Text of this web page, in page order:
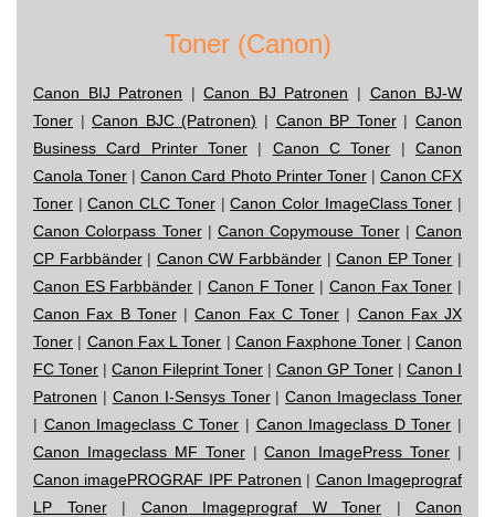
Toner (Canon)
Canon BIJ Patronen |Canon BJ Patronen | Canon BJ-W
Toner |Canon BJC (Patronen) | Canon BP Toner|Canon
Business Card Printer Toner | Canon C Toner |Canon
Canola Toner |Canon Card Photo Printer Toner| Canon CFX
Toner |Canon CLC Toner|Canon Color ImageClass Toner |
Canon Colorpass Toner| Canon Copymouse Toner| Canon
CP Farbbänder| Canon CW Farbbänder |Canon EP Toner |
Canon ES Farbbänder | Canon F Toner | Canon Fax Toner |
Canon Fax B Toner|Canon Fax C Toner | Canon Fax JX
Toner | Canon Fax L Toner | Canon Faxphone Toner |Canon
FC Toner | Canon Fileprint Toner | Canon GP Toner | Canon I
Patronen | Canon I-Sensys Toner|Canon Imageclass Toner
| Canon Imageclass C Toner | Canon Imageclass D Toner |
Canon Imageclass MF Toner|Canon ImagePress Toner |
Canon imagePROGRAF IPF Patronen | Canon Imageprograf
LP Toner| Canon Imageprograf W Toner | Canon